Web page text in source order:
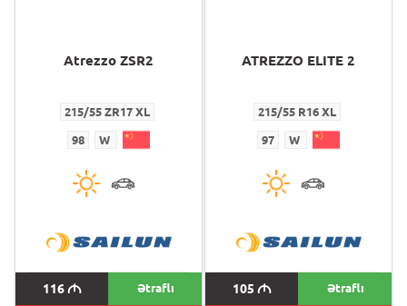
Atrezzo ZSR2
215/55 ZR17 XL
98 W
116M Ətraflı
ATREZZO ELITE 2
215/55 R16 XL
97 W
105 M Ətraflı